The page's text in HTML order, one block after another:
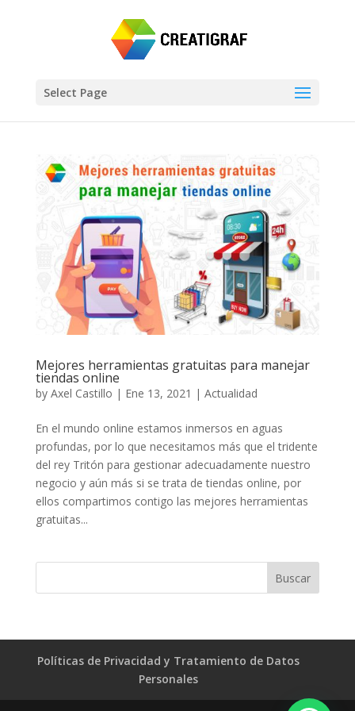
Select Page
Mejores herramientas gratuitas para manejar
tiendas online
by Axel Castillo | Ene 13, 2021 | Actualidad
En el mundo online estamos inmersos en aguas
profundas, por lo que necesitamos más que el tridente
del rey Tritón para gestionar adecuadamente nuestro
negocio y aún más si se trata de tiendas online, por
ellos compartimos contigo las mejores herramientas
gratuitas...
Políticas de Privacidad y Tratamiento de Datos
Personales